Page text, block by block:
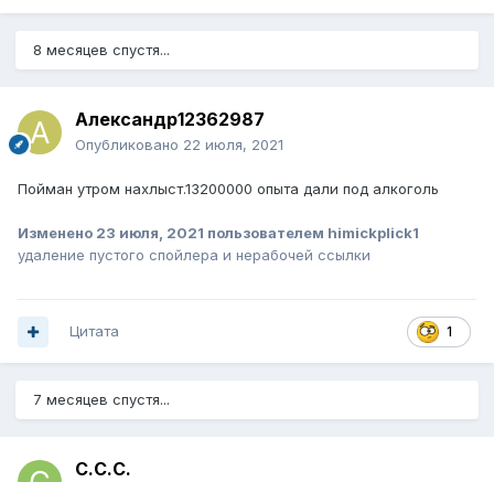
8 месяцев спустя...
Александр12362987
Опубликовано 22 июля, 2021
Пойман утром нахлыст.13200000 опыта дали под алкоголь
Изменено 23 июля, 2021 пользователем himickplick1
удаление пустого спойлера и нерабочей ссылки
1
Цитата
7 месяцев спустя...
С.С.С.